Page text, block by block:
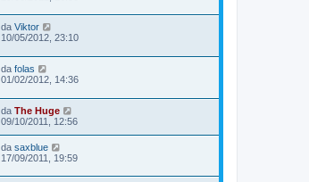
da Viktor
10/05/2012, 23:10
da folas
01/02/2012, 14:36
da The Huge
09/10/2011, 12:56
da saxblue
17/09/2011, 19:59